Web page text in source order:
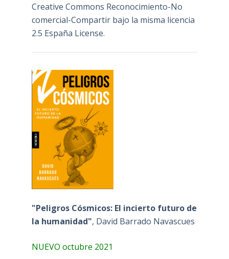
Creative Commons Reconocimiento-No
comercial-Compartir bajo la misma licencia
2.5 España License.
"Peligros Cósmicos: El incierto futuro de
la humanidad", David Barrado Navascues
NUEVO octubre 2021